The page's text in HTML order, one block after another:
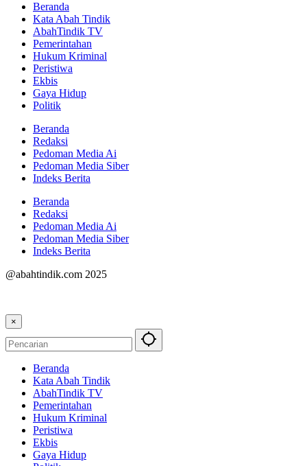
Beranda
Kata Abah Tindik
AbahTindik TV
Pemerintahan
Hukum Kriminal
Peristiwa
Ekbis
Gaya Hidup
Politik
Beranda
Redaksi
Pedoman Media Ai
Pedoman Media Siber
Indeks Berita
Beranda
Redaksi
Pedoman Media Ai
Pedoman Media Siber
Indeks Berita
@abahtindik.com 2025
×
Beranda
Kata Abah Tindik
AbahTindik TV
Pemerintahan
Hukum Kriminal
Peristiwa
Ekbis
Gaya Hidup